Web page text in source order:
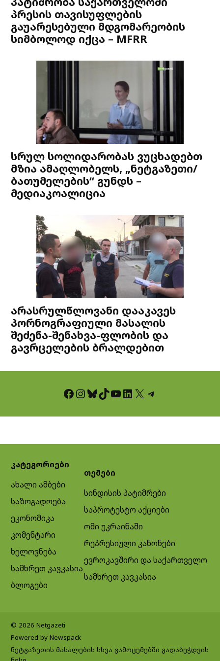
პრესის თავისუფლების
გაუარესებული მდგომარეობის
სიმბოლოდ იქცა – MFRR
სრულ სოლიდარობას ვუცხადებთ
მზია ამაღლობელს, „ნეტგაზეთი/
ბათუმელების“ გუნდს –
მედიაკოალიცია
არასრულწლოვანი დააკავეს
პორნოგრაფიული მასალის
შეძენა-შენახვა-ფლობის და
გავრცელების ბრალდებით
Facebook InstagramBluesky TikTok YouTube LinkedIn X Telegram
კატეგორიები
ახალი ამბები
საზოგადოება
ეკონომიკა
კომენტარი
ხელოვნება
სამხრეთ კავკასია
ბლოგები
თემები
სინდისის პატიმრები
საპროტესტო აქციები
ომი უკრაინაში
რეპრესიული კანონები
ევროკავშირი და საქართველო
სამხრეთ კავკასია
© 2026 Netgazeti
Powered by Newspack
ნეტგაზეთის მასალების სხვა გამოცემებში გადაბეჭდვის